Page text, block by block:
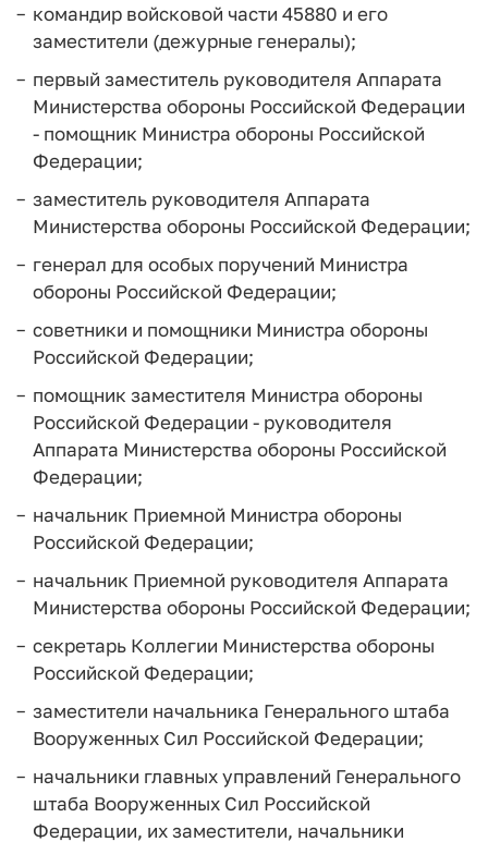
командир войсковой части 45880 и его
заместители (дежурные генералы);
первый заместитель руководителя Аппарата
Министерства обороны Российской Федерации
- помощник Министра обороны Российской
Федерации;
заместитель руководителя Аппарата
Министерства обороны Российской Федерации;
генерал для особых поручений Министра
обороны Российской Федерации;
советники и помощники Министра обороны
Российской Федерации;
помощник заместителя Министра обороны
Российской Федерации - руководителя
Аппарата Министерства обороны Российской
Федерации;
начальник Приемной Министра обороны
Российской Федерации;
начальник Приемной руководителя Аппарата
Министерства обороны Российской Федерации;
секретарь Коллегии Министерства обороны
Российской Федерации;
заместители начальника Генерального штаба
Вооруженных Сил Российской Федерации;
начальники главных управлений Генерального
штаба Вооруженных Сил Российской
Федерации, их заместители, начальники